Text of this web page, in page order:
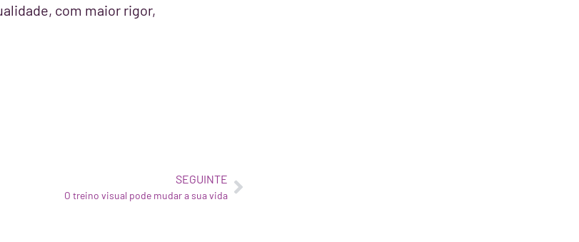
com maior rigor,
SEGUINTE
O treino visual pode mudar a sua vida